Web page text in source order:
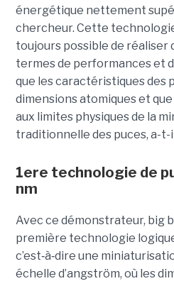
énergétique nettement
chercheur. Cette
toujours possible de réaliser
termes de performances et
que les caractéristiques des
dimensions atomiques et
aux limites physiques de la
traditionnelle des puces, a-t-
1ere technologie de
nm
Avec ce démonstrateur, big
première technologie
c’est‑à‑dire une
échelle d’angström, où les